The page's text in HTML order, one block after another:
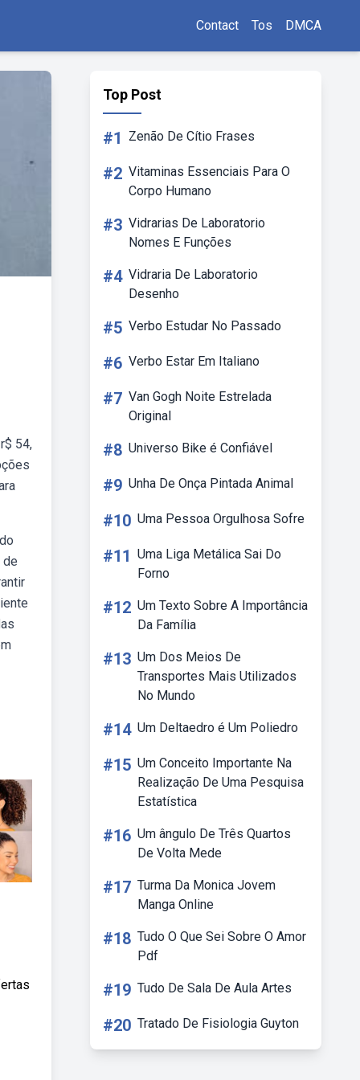
Contact Tos DMCA
54,
de
Top Post
#1 Zenão De Cítio Frases
#2 Vitaminas Essenciais Para O
Corpo Humano
#3 Vidrarias De Laboratorio
Nomes E Funções
#4 Vidraria De Laboratorio
Desenho
#5 Verbo Estudar No Passado
#6 Verbo Estar Em Italiano
#7 Van Gogh Noite Estrelada
Original
#8 Universo Bike é Confiável
#9 Unha De Onça Pintada Animal
#10 Uma Pessoa Orgulhosa Sofre
#11 Uma Liga Metálica Sai Do
Forno
#12 Um Texto Sobre A Importância
Da Família
#13 Um Dos Meios De
Transportes Mais Utilizados
No Mundo
#14 Um Deltaedro é Um Poliedro
#15 Um Conceito Importante Na
Realização De Uma Pesquisa
Estatística
#16 Um ângulo De Três Quartos
De Volta Mede
#17 Turma Da Monica Jovem
Manga Online
#18 Tudo O Que Sei Sobre O Amor
Pdf
#19 Tudo De Sala De Aula Artes
#20 Tratado De Fisiologia Guyton